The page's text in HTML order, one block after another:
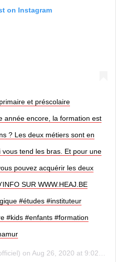
on Instagram
et préscolaire
année encore, la formation est
? Les deux métiers sont en
tend les bras. Et pour une
pouvez acquérir les deux
SUR WWW.HEAJ.BE
#études #instituteur
#kids #enfants #formation
on Aug 26, 2020 at 9:02am PDT